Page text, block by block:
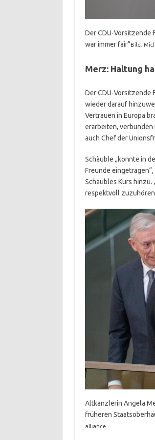
Der CDU-Vorsitzende
war immer fair“Bild:
Merz: Haltung
Der CDU-Vorsitzende
wieder darauf
Vertrauen in Europa
erarbeiten,
auch Chef der
Schäuble „konnte in
Freunde
Schäubles Kurs hinzu.
respektvoll
Altkanzlerin Angela
früheren
alliance